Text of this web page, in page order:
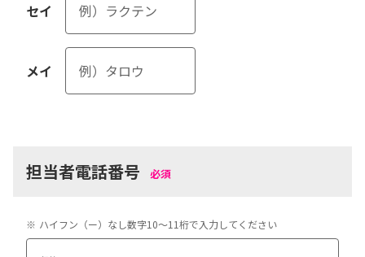
セイ
メイ
担当者電話番号 必須
※ ハイフン（ー）なし数字10〜11桁で入力してください